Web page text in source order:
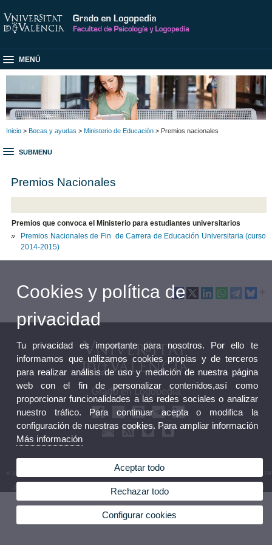
MENÚ
Inicio > Becas y ayudas > Ministerio de Educación > Premios nacionales
SUBMENU
Premios Nacionales
Premios que convoca el Ministerio para estudiantes universitarios
Premios Nacionales de Fin de Carrera de Educación Universitaria (curso
2014-2015)
Grado en Logopedia
© 2026 UV. - Avda. Blasco Ibáñez, 21. 46010 Valencia. España. Teléfono: (+34) 96 398 35 79
Aviso legal Política privacidad Cookies Buzón Facultad
Cookies y política de
privacidad
Tu privacidad es importante para nosotros. Por ello te
informamos que utilizamos cookies propias y de terceros
para realizar análisis de uso y medición de nuestra página
web con el fin de personalizar contenidos,así como
proporcionar funcionalidades a las redes sociales o analizar
nuestro tráfico. Para continuar acepta o modifica la
configuración de nuestras cookies. Para ampliar información
Más información
Aceptar todo
Rechazar todo
Configurar cookies